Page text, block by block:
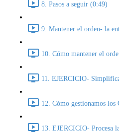
8. Pasos a seguir (0:49)
9. Mantener el orden- la
10. Cómo mantener el
11. EJERCICIO-
12. Cómo gestionamos los
13. EJERCICIO- Procesa